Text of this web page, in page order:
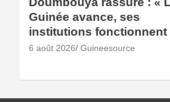
Guinée avance, ses
institutions fonctionnent
6 août 2026 Guineesource